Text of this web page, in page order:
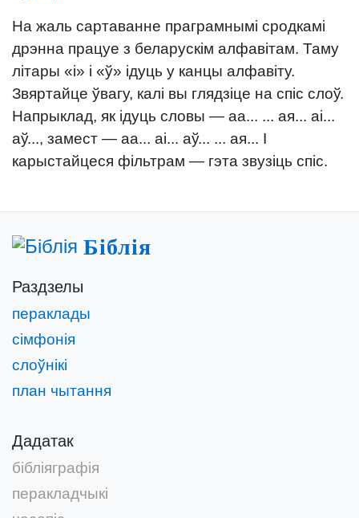
На жаль сартаванне праграмнымі сродкамі
дрэнна працуе з беларускім алфавітам. Таму
літары «і» і «ў» ідуць у канцы алфавіту.
Звяртайце ўвагу, калі вы глядзіце на спіс слоў.
Напрыклад, як ідуць словы — аа... ... ая... аі...
аў..., замест — аа... аі... аў... ... ая... І
карыстайцеся фільтрам — гэта звузіць спіс.
Біблія
Раздзелы
пераклады
сімфонія
слоўнікі
план чытання
Дадатак
бібліяграфія
перакладчыкі